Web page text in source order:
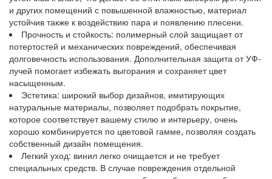
и других помещений с повышенной влажностью, материал
устойчив также к воздействию пара и появлению плесени.
Прочность и стойкость: полимерный слой защищает от
потертостей и механических повреждений, обеспечивая
долговечность использования. Дополнительная защита от УФ-
лучей помогает избежать выгорания и сохраняет цвет
насыщенным.
Эстетика: широкий выбор дизайнов, имитирующих
натуральные материалы, позволяет подобрать покрытие,
которое соответствует вашему стилю и интерьеру, очень
хорошо комбинируется по цветовой гамме, позволяя создать
собственный дизайн помещения.
Легкий уход: винил легко очищается и не требует
специальных средств. В случае повреждения отдельной